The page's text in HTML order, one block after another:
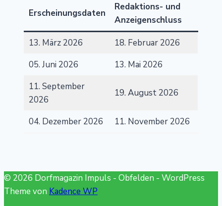
Erscheinungsdaten
Redaktions- und
Anzeigenschluss
13. März 2026
18. Februar 2026
05. Juni 2026
13. Mai 2026
11. September
2026
19. August 2026
04. Dezember 2026 11. November 2026
© 2026 Dorfmagazin Impuls - Obfelden - WordPress
Theme von Kadence WP